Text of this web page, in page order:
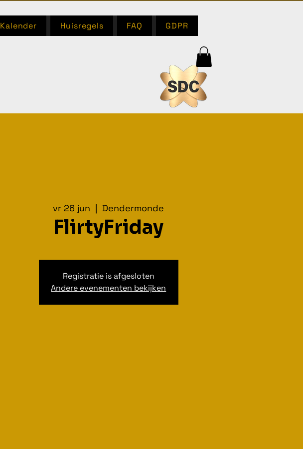
Kalender Huisregels FAQ GDPR
vr 26 jun
  |
Dendermonde
FlirtyFriday
Registratie is afgesloten
Andere evenementen bekijken